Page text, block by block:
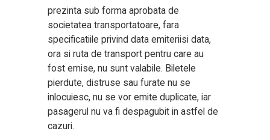
prezinta sub forma aprobata de
societatea transportatoare, fara
specificatiile privind data emiteriisi data,
ora si ruta de transport pentru care au
fost emise, nu sunt valabile. Biletele
pierdute, distruse sau furate nu se
inlocuiesc, nu se vor emite duplicate, iar
pasagerul nu va fi despagubit in astfel de
cazuri.